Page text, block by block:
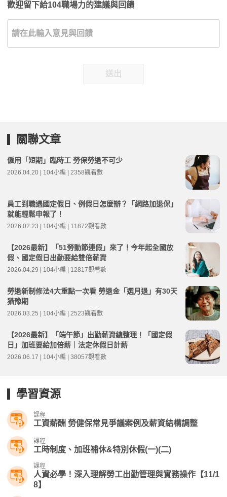
歡迎留下給104職場力的建議與回饋
送出
關聯文章
僱用「短期」臨時工 勞保勞退不可少
2026.04.20 | 104小編 | 2358觀看數
員工到職遇國定假日、例假日怎麼辦？「網路加退保」
就能輕鬆申報了！
2026.02.23 | 104小編 | 11872觀看數
【2026最新】「51勞動節連假」來了！今年起全國放
假、國定假日出勤要給雙倍薪資
2026.04.29 | 104小編 | 12817觀看數
勞退新制修法4大重點一次看 勞退金「選月退」有30天
猶豫期
2026.03.25 | 104小編 | 2523觀看數
【2026最新】「端午節」出勤薪資總整理！「國定假
日」加班要給加倍薪｜法定休假日計薪
2026.06.17 | 104小編 | 38057觀看數
學習資源
課程
工資薪酬 勞健保常見爭議案例及薪資結構調整
課程
工時制度、加班補休&特別休假(一)(二)
課程
人資必學！深入理解勞工出勤管理與實務操作【11/1
8】